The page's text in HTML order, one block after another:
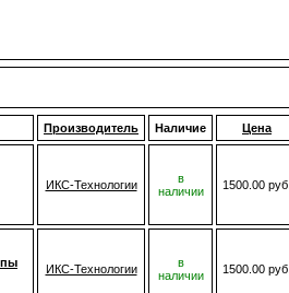
Производитель Наличие Цена
ИКС-Технологии
в
наличии
1500.00 руб.
ИКС-Технологии
в
наличии
1500.00 руб.